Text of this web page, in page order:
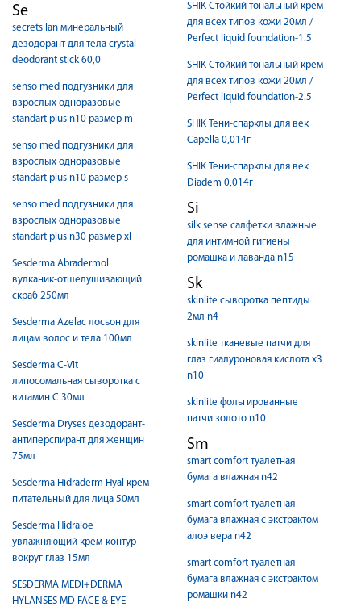
Se
secrets lan минеральный
дезодорант для тела crystal
deodorant stick 60,0
senso med подгузники для
взрослых одноразовые
standart plus n10 размер m
senso med подгузники для
взрослых одноразовые
standart plus n10 размер s
senso med подгузники для
взрослых одноразовые
standart plus n30 размер xl
Sesderma Abradermol
вулканик-отшелушивающий
скраб 250мл
Sesderma Azelac лосьон для
лицам волос и тела 100мл
Sesderma C-Vit
липосомальная сыворотка с
витамин C 30мл
Sesderma Dryses дезодорант-
антиперспирант для женщин
75мл
Sesderma Hidraderm Hyal крем
питательный для лица 50мл
Sesderma Hidraloe
увлажняющий крем-контур
вокруг глаз 15мл
SESDERMA MEDI+DERMA
HYLANSES MD FACE & EYE
SHIK Стойкий тональный крем
для всех типов кожи 20мл /
Perfect liquid foundation-1.5
SHIK Стойкий тональный крем
для всех типов кожи 20мл /
Perfect liquid foundation-2.5
SHIK Тени-спарклы для век
Capella 0,014г
SHIK Тени-спарклы для век
Diadem 0,014г
Si
silk sense салфетки влажные
для интимной гигиены
ромашка и лаванда n15
Sk
skinlite сыворотка пептиды
2мл n4
skinlite тканевые патчи для
глаз гиалуроновая кислота х3
n10
skinlite фольгированные
патчи золото n10
Sm
smart comfort туалетная
бумага влажная n42
smart comfort туалетная
бумага влажная с экстрактом
алоэ вера n42
smart comfort туалетная
бумага влажная с экстрактом
ромашки n42